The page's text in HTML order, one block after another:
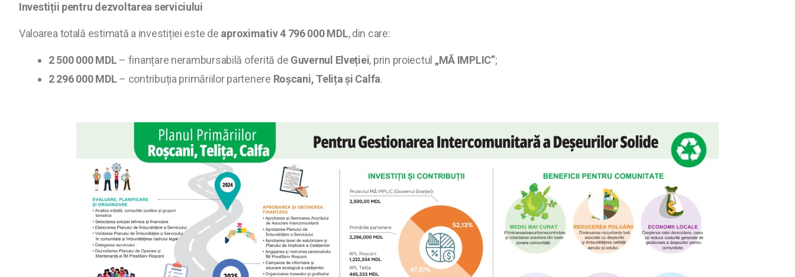
Investiții pentru dezvoltarea serviciului
Valoarea totală estimată a investiției este de aproximativ 4 796 000 MDL, din care:
2 500 000 MDL – finanțare nerambursabilă oferită de Guvernul Elveției, prin proiectul „MĂ IMPLIC”;
2 296 000 MDL – contribuția primăriilor partenere Roșcani, Telița și Calfa.